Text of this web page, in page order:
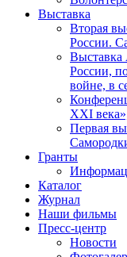
Выставка
Вторая
России.
Выставка
России,
войне, в
XXI
Первая
Гранты
Каталог
Журнал
Наши фильмы
Пресс-центр
Новости